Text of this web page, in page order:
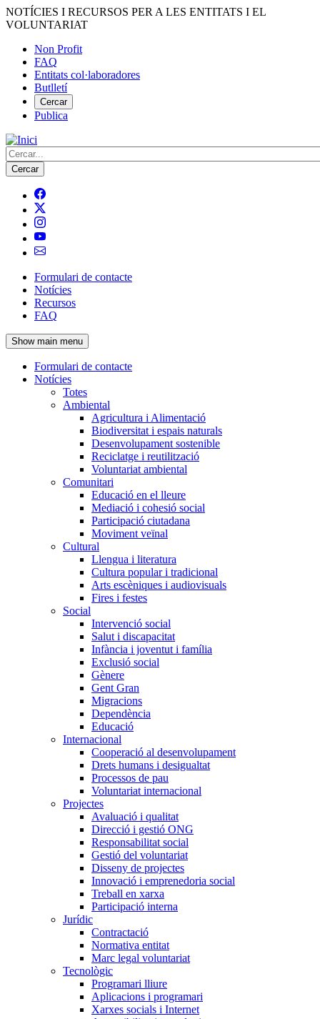
Vés
al
NOTÍCIES I RECURSOS PER A LES ENTITATS I EL
VOLUNTARIAT
Menú
del
compte
d'usuari
Non Profit
FAQ
Entitats col·laboradores
Butlletí
Cercar
Publica
Cerca
Navegació
principal
de
l'encapçalament
Formulari de contacte
Notícies
Recursos
FAQ
Show main menu
Navegació
principal
Formulari de contacte
Notícies
Totes
Ambiental
Agricultura i Alimentació
Biodiversitat i espais naturals
Desenvolupament sostenible
Reciclatge i reutilització
Voluntariat ambiental
Comunitari
Educació en el lleure
Mediació i cohesió social
Participació ciutadana
Moviment veïnal
Cultural
Llengua i literatura
Cultura popular i tradicional
Arts escèniques i audiovisuals
Fires i festes
Social
Intervenció social
Salut i discapacitat
Infància i joventut i família
Exclusió social
Gènere
Gent Gran
Migracions
Dependència
Educació
Internacional
Cooperació al desenvolupament
Drets humans i desigualtat
Processos de pau
Voluntariat internacional
Projectes
Avaluació i qualitat
Direcció i gestió ONG
Responsabilitat social
Gestió del voluntariat
Disseny de projectes
Innovació i emprenedoria social
Treball en xarxa
Participació interna
Jurídic
Contractació
Normativa entitat
Marc legal voluntariat
Tecnològic
Programari lliure
Aplicacions i programari
Xarxes socials i Internet